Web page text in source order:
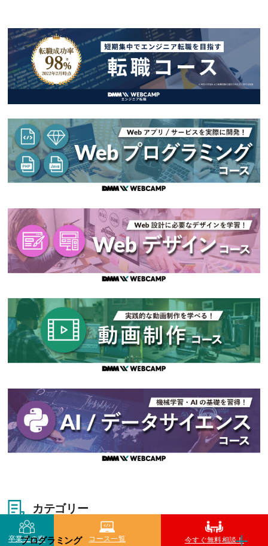
卒業生の声 コース一覧 今すぐ無料相談！
カテゴリー
プログラミング